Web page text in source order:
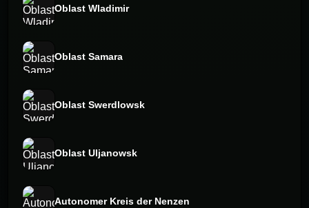
Oblast Wladimir
Oblast Samara
Oblast Swerdlowsk
Oblast Uljanowsk
Autonomer Kreis der Nenzen